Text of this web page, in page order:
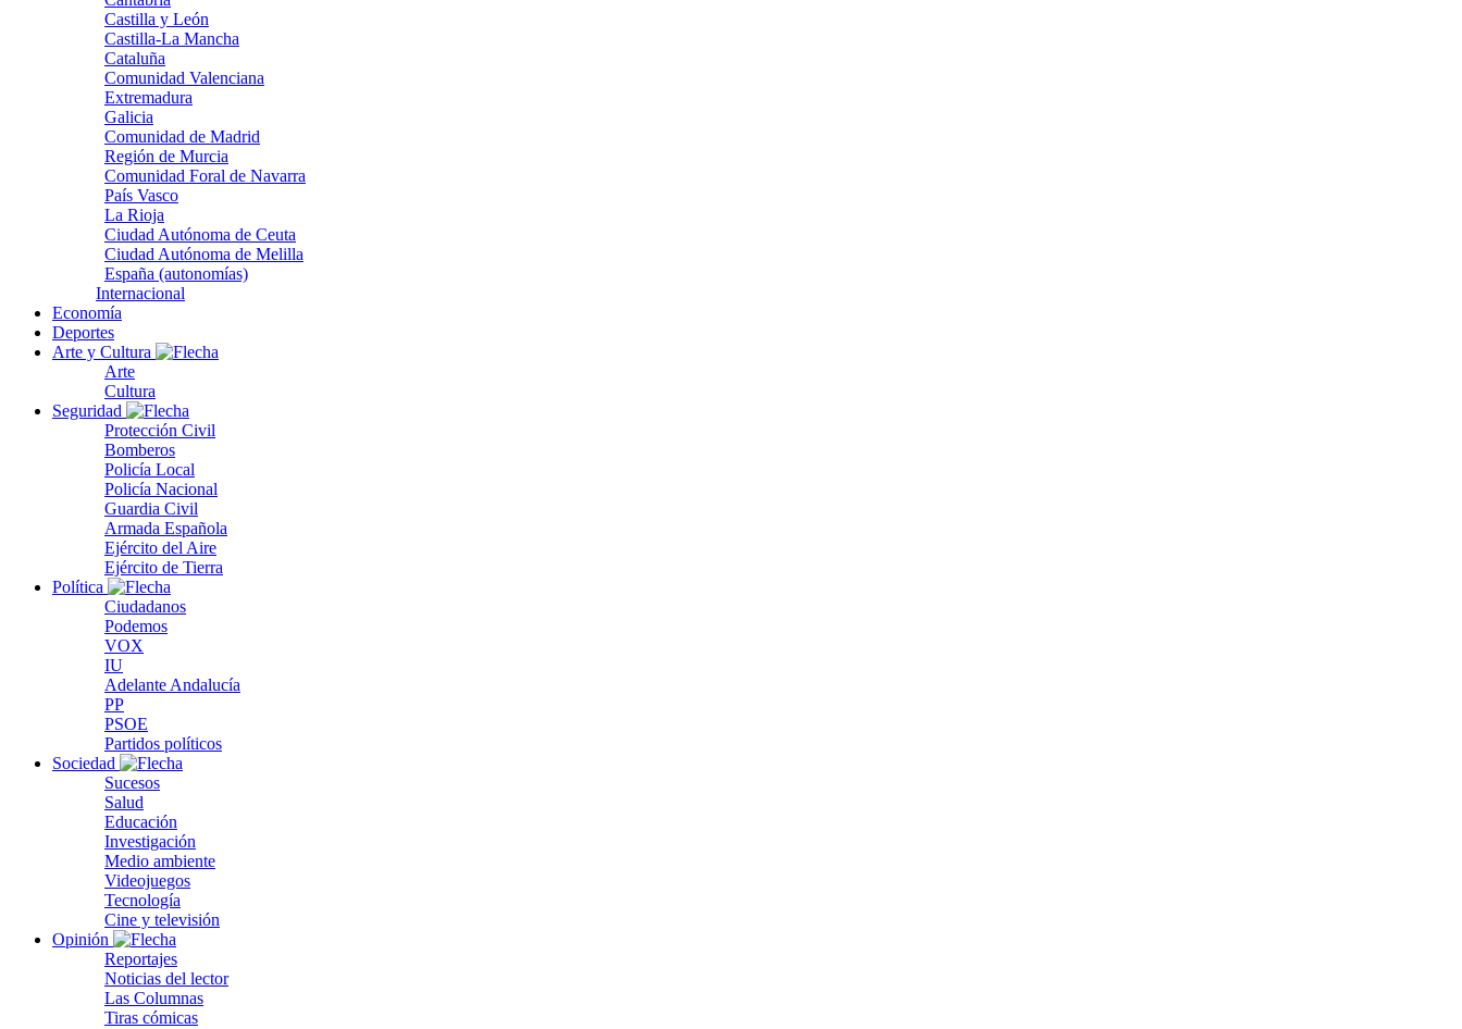
Castilla y León
Castilla-La Mancha
Cataluña
Comunidad Valenciana
Extremadura
Galicia
Comunidad de Madrid
Región de Murcia
Comunidad Foral de Navarra
País Vasco
La Rioja
Ciudad Autónoma de Ceuta
Ciudad Autónoma de Melilla
España (autonomías)
Internacional
Economía
Deportes
Arte y Cultura
Arte
Cultura
Seguridad
Protección Civil
Bomberos
Policía Local
Policía Nacional
Guardia Civil
Armada Española
Ejército del Aire
Ejército de Tierra
Política
Ciudadanos
Podemos
VOX
IU
Adelante Andalucía
PP
PSOE
Partidos políticos
Sociedad
Sucesos
Salud
Educación
Investigación
Medio ambiente
Videojuegos
Tecnología
Cine y televisión
Opinión
Reportajes
Noticias del lector
Las Columnas
Tiras cómicas